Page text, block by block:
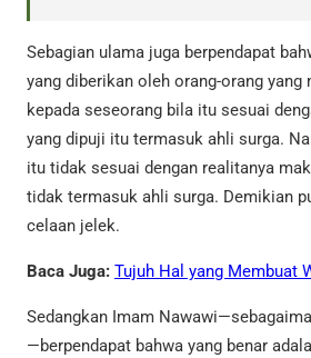
Sebagian ulama juga berpendapat
yang diberikan oleh orang-orang
kepada seseorang bila itu sesuai
yang dipuji itu termasuk ahli surga.
itu tidak sesuai dengan realitanya
tidak termasuk ahli surga. Demikian
celaan jelek.
Baca Juga: Tujuh Hal yang Membuat
Sedangkan Imam
—berpendapat bahwa yang benar